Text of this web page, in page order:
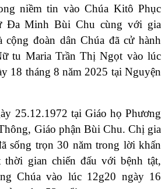
niềm tin vào Chúa Kitô Phục
Đa Minh Bùi Chu cùng với gia
cộng đoàn dân Chúa đã cử hành
tu Maria Trần Thị Ngọt vào lúc
18 tháng 8 năm 2025 tại Nguyện
25.12.1972 tại Giáo họ Phương
Giáo phận Bùi Chu. Chị gia
sống trọn 30 năm trong lời khấn
thời gian chiến đấu với bệnh tật,
Chúa vào lúc 12g20 ngày 16